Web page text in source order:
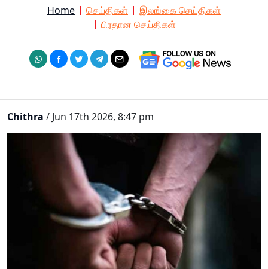
Home செய்திகள்
இலங்கை செய்திகள்
பிரதான செய்திகள்
Chithra / Jun 17th 2026, 8:47 pm